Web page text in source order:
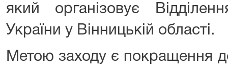
який організовує
України у Вінницькій області.
Метою заходу є покращення